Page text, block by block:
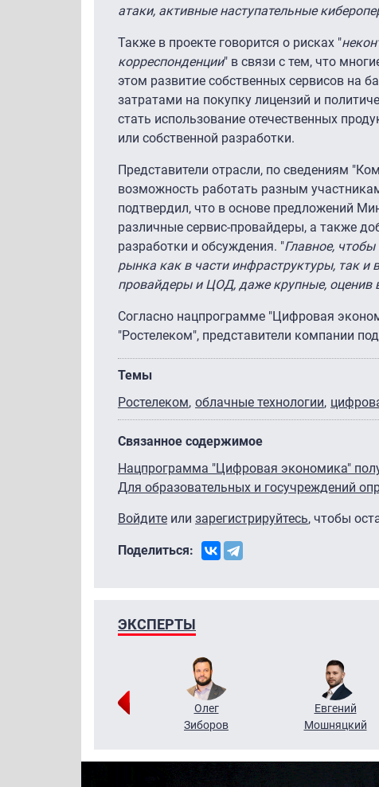
атаки, активные наступательные
Также в проекте говорится о рисках "
корреспонденции" в связи с тем, что
этом развитие собственных сервисов на
затратами на покупку лицензий и
стать использование отечественных
или собственной разработки.
Представители отрасли, по сведениям
возможность работать разным
подтвердил, что в основе предложений
различные сервис-провайдеры, а также
разработки и обсуждения. "Главное,
рынка как в части инфраструктуры, так и
провайдеры и ЦОД, даже крупные, оценив
Согласно нацпрограмме "Цифровая
"Ростелеком", представители компании
Темы
Ростелеком облачные технологии
Связанное содержимое
Нацпрограмма "Цифровая экономика"
Для образовательных и госучреждений
Войдите или зарегистрируйтесь, чтобы
Поделиться:
ЭКСПЕРТЫ
Олег
Зиборов
Евгений
Мошняцкий